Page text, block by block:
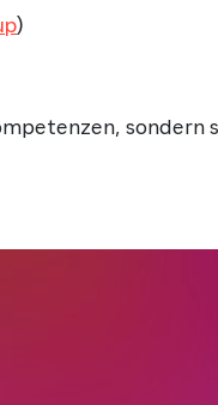
)
sondern